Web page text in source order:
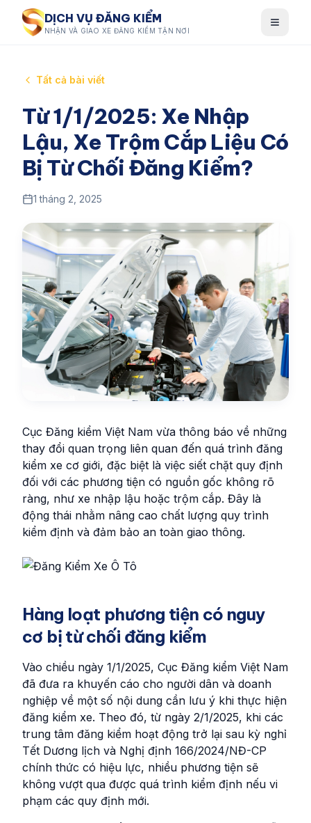
DỊCH VỤ ĐĂNG KIỂM
NHẬN VÀ GIAO XE ĐĂNG KIỂM TẬN NƠI
Tất cả bài viết
Từ 1/1/2025: Xe Nhập
Lậu, Xe Trộm Cắp Liệu Có
Bị Từ Chối Đăng Kiểm?
1 tháng 2, 2025
Cục Đăng kiểm Việt Nam vừa thông báo về những
thay đổi quan trọng liên quan đến quá trình đăng
kiểm xe cơ giới, đặc biệt là việc siết chặt quy định
đối với các phương tiện có nguồn gốc không rõ
ràng, như xe nhập lậu hoặc trộm cắp. Đây là
động thái nhằm nâng cao chất lượng quy trình
kiểm định và đảm bảo an toàn giao thông.
Hàng loạt phương tiện có nguy
cơ bị từ chối đăng kiểm
Vào chiều ngày 1/1/2025, Cục Đăng kiểm Việt Nam
đã đưa ra khuyến cáo cho người dân và doanh
nghiệp về một số nội dung cần lưu ý khi thực hiện
đăng kiểm xe. Theo đó, từ ngày 2/1/2025, khi các
trung tâm đăng kiểm hoạt động trở lại sau kỳ nghỉ
Tết Dương lịch và Nghị định 166/2024/NĐ-CP
chính thức có hiệu lực, nhiều phương tiện sẽ
không vượt qua được quá trình kiểm định nếu vi
phạm các quy định mới.